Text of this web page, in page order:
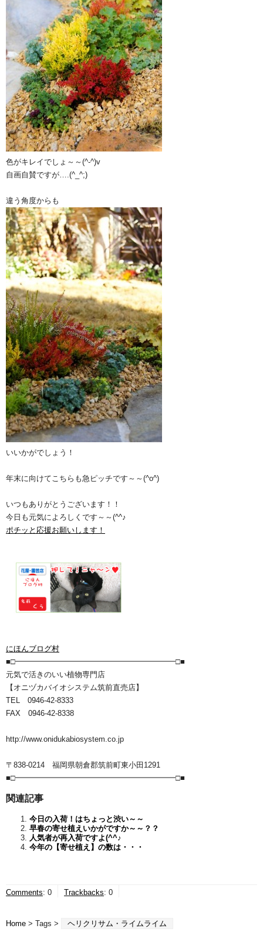
色がキレイでしょ～～(^-^)v
自画自賛ですが….(^_^;)
違う角度からも
いいかがでしょう！
年末に向けてこちらも急ピッチです～～(^o^)
いつもありがとうございます！！
今日も元気によろしくです～～(^^♪
ポチッと応援お願いします！
にほんブログ村
■□━━━━━━━━━━━━━━━━━━━━━□■
元気で活きのいい植物専門店
【オニヅカバイオシステム筑前直売店】
TEL 0946-42-8333
FAX 0946-42-8338
http://www.onidukabiosystem.co.jp
〒838-0214 福岡県朝倉郡筑前町東小田1291
■□━━━━━━━━━━━━━━━━━━━━━□■
関連記事
今日の入荷！はちょっと渋い～～
早春の寄せ植えいかがですか～～？？
人気者が再入荷ですよ(^^♪
今年の【寄せ植え】の数は・・・
Comments: 0 Trackbacks: 0
Home > Tags > ヘリクリサム・ライムライム